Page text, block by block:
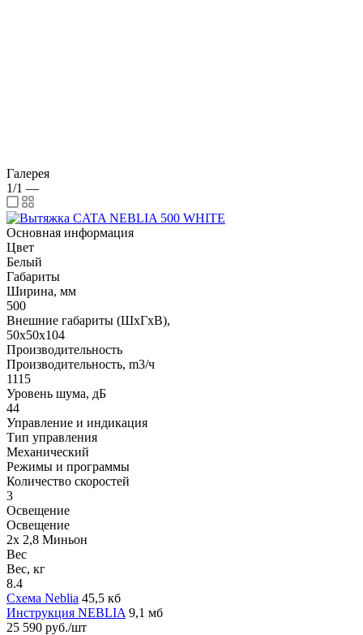
Галерея
1/1 —
Основная информация
Цвет
Белый
Габариты
Ширина, мм
500
Внешние габариты (ШхГхВ),
50х50х104
Производительность
Производительность, m3/ч
1115
Уровень шума, дБ
44
Управление и индикация
Тип управления
Механический
Режимы и программы
Количество скоростей
3
Освещение
Освещение
2x 2,8 Миньон
Вес
Вес, кг
8.4
Схема Neblia 45,5 кб
Инструкция NEBLIA 9,1 мб
25 590 руб./шт